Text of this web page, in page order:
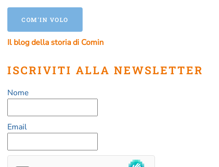
COM'IN VOLO
Il blog della storia di Comin
ISCRIVITI ALLA NEWSLETTER
Nome
Email